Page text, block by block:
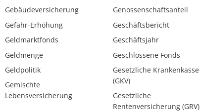
Gebäudeversicherung
Gefahr-Erhöhung
Geldmarktfonds
Geldmenge
Geldpolitik
Gemischte
Lebensversicherung
Genossenschaftsanteil
Geschäftsbericht
Geschäftsjahr
Geschlossene Fonds
Gesetzliche Krankenkasse
(GKV)
Gesetzliche
Rentenversicherung (GRV)